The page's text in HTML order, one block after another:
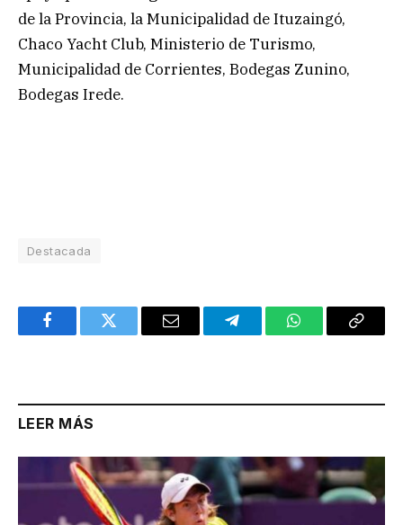
de la Provincia, la Municipalidad de Ituzaingó,
Chaco Yacht Club, Ministerio de Turismo,
Municipalidad de Corrientes, Bodegas Zunino,
Bodegas Irede.
Destacada
FacebookTwitter Email TelegramWhatsAppCopy
LEER MÁS